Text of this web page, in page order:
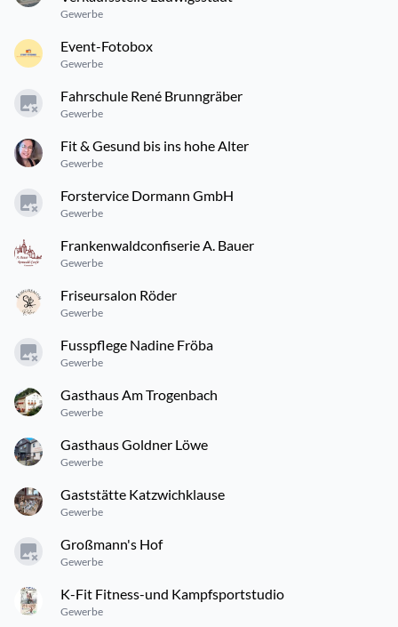
Gewerbe
Event-Fotobox
Gewerbe
Fahrschule René Brunngräber
Gewerbe
Fit & Gesund bis ins hohe Alter
Gewerbe
Forstervice Dormann GmbH
Gewerbe
Frankenwaldconfiserie A. Bauer
Gewerbe
Friseursalon Röder
Gewerbe
Fusspflege Nadine Fröba
Gewerbe
Gasthaus Am Trogenbach
Gewerbe
Gasthaus Goldner Löwe
Gewerbe
Gaststätte Katzwichklause
Gewerbe
Großmann's Hof
Gewerbe
K-Fit Fitness-und Kampfsportstudio
Gewerbe